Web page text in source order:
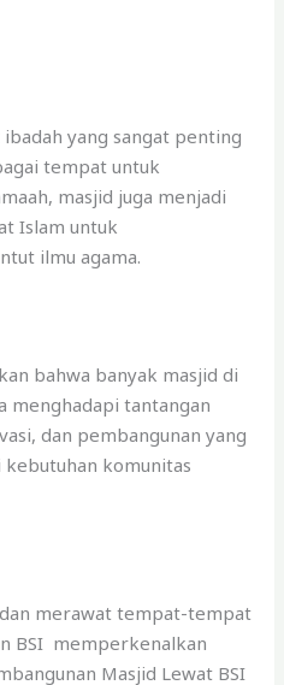
yang sangat penting
tempat untuk
masjid juga menjadi
Islam untuk
ilmu agama.
bahwa banyak masjid di
menghadapi tantangan
dan pembangunan yang
komunitas
merawat tempat-tempat
BSI memperkenalkan
Masjid Lewat BSI